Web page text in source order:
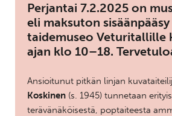
Perjantai 7.2.2025 on
eli maksuton
taidemuseo Veturitallille
ajan klo 10–18.
Ansioitunut pitkän linjan
Koskinen (s. 1945) tunnetaan
terävänäköisestä, poptaiteesta